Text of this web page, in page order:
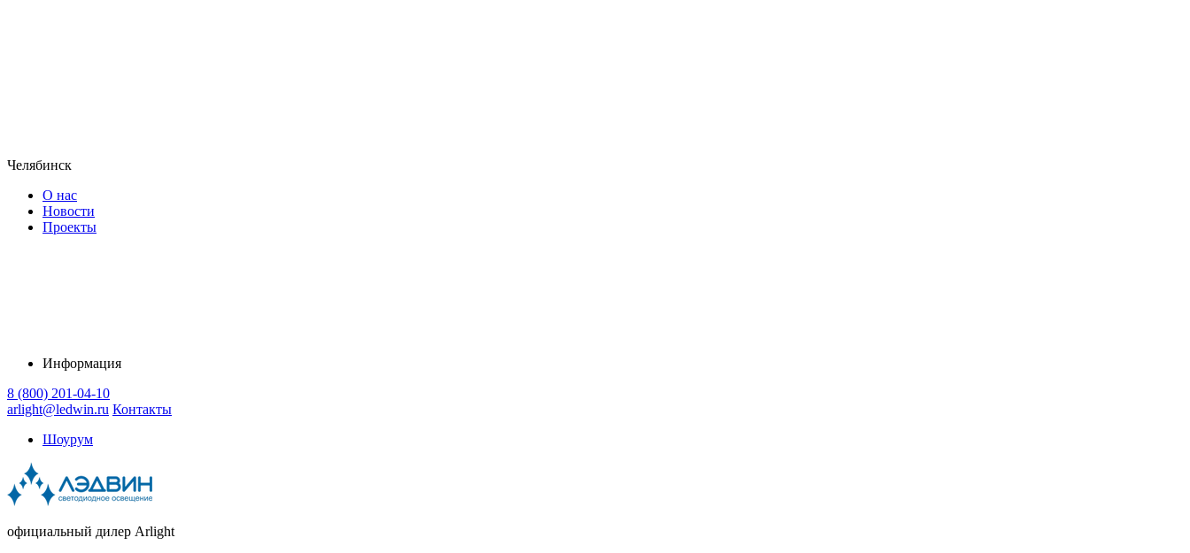
Челябинск
О нас
Новости
Проекты
Информация
8 (800) 201-04-10
arlight@ledwin.ru Контакты
Шоурум
официальный дилер Arlight